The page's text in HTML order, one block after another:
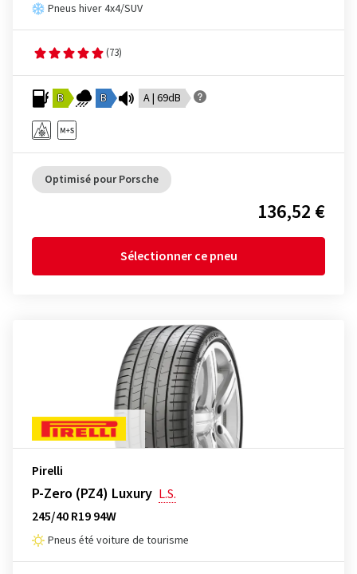
Pneus hiver 4x4/SUV
(73)
B B A | 69dB
Optimisé pour Porsche
136,52 €
Sélectionner ce pneu
Pirelli
P-Zero (PZ4) Luxury L.S.
245/40 R19 94W
Pneus été voiture de tourisme